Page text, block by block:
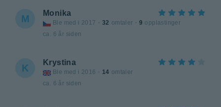
M
Monika
Ble med i 2017 · 32 omtaler · 9 opplastinger
ca. 6 år siden
K
Krystina
Ble med i 2016 · 14 omtaler
ca. 6 år siden